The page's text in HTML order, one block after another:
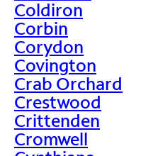
Coldiron
Corbin
Corydon
Covington
Crab Orchard
Crestwood
Crittenden
Cromwell